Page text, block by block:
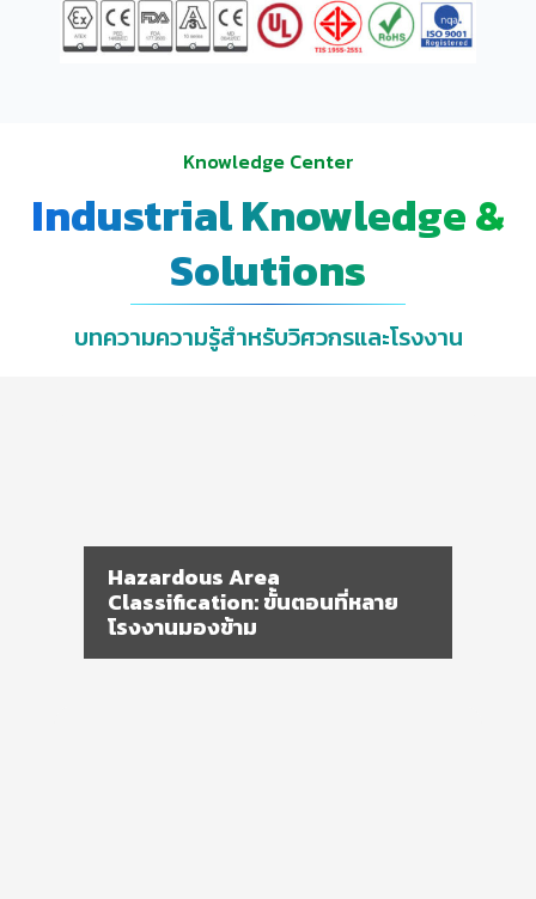
Knowledge Center
Industrial Knowledge &
Solutions
บทความความรู้สำหรับวิศวกรและโรงงาน